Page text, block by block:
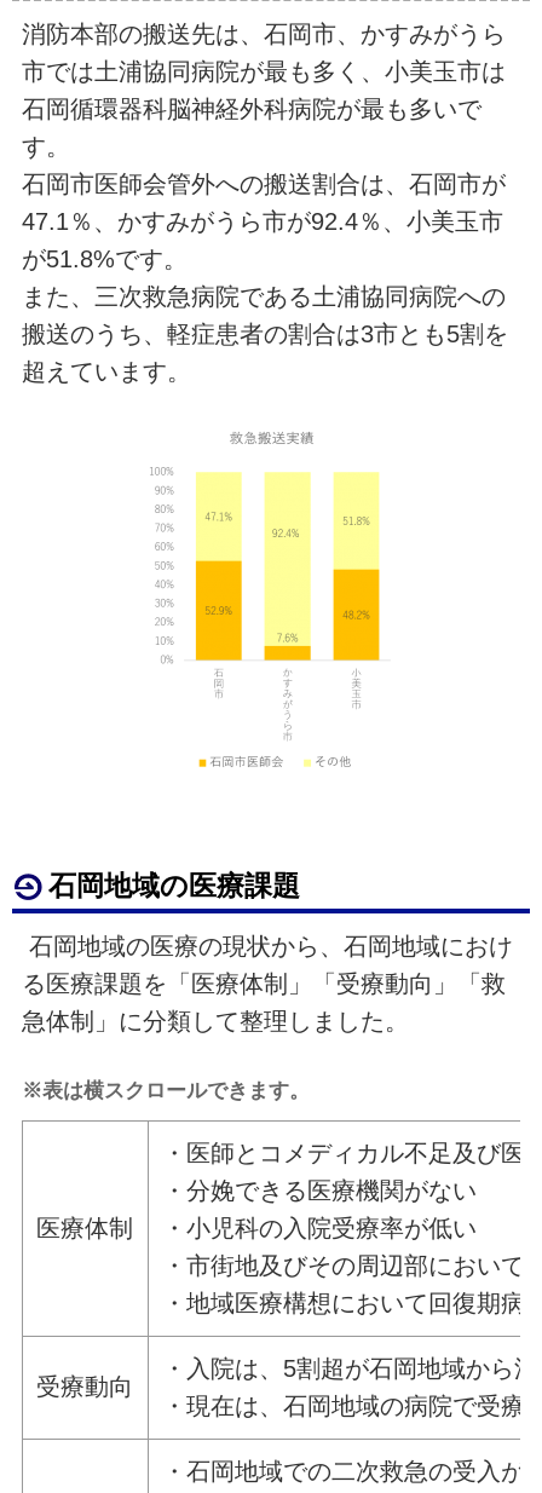
消防本部の搬送先は、石岡市、かすみがうら
市では土浦協同病院が最も多く、小美玉市は
石岡循環器科脳神経外科病院が最も多いで
す。
石岡市医師会管外への搬送割合は、石岡市が
47.1％、かすみがうら市が92.4％、小美玉市
が51.8%です。
また、三次救急病院である土浦協同病院への
搬送のうち、軽症患者の割合は3市とも5割を
超えています。
石岡地域の医療課題
石岡地域の医療の現状から、石岡地域におけ
る医療課題を「医療体制」「受療動向」「救
急体制」に分類して整理しました。
※表は横スクロールできます。
医療体制
・医師とコメディカル不足及び
・分娩できる医療機関がない
・小児科の入院受療率が低い
・市街地及びその周辺部におい
・地域医療構想において回復期
受療動向
・入院は、5割超が石岡地域から
・現在は、石岡地域の病院で受
・石岡地域での二次救急の受入が